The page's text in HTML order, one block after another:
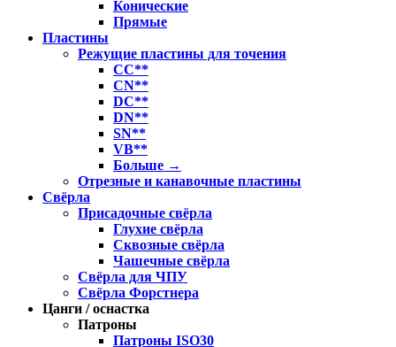
Конические
Прямые
Пластины
Режущие пластины для точения
CC**
CN**
DC**
DN**
SN**
VB**
Больше →
Отрезные и канавочные пластины
Свёрла
Присадочные свёрла
Глухие свёрла
Сквозные свёрла
Чашечные свёрла
Свёрла для ЧПУ
Свёрла Форстнера
Цанги / оснастка
Патроны
Патроны ISO30